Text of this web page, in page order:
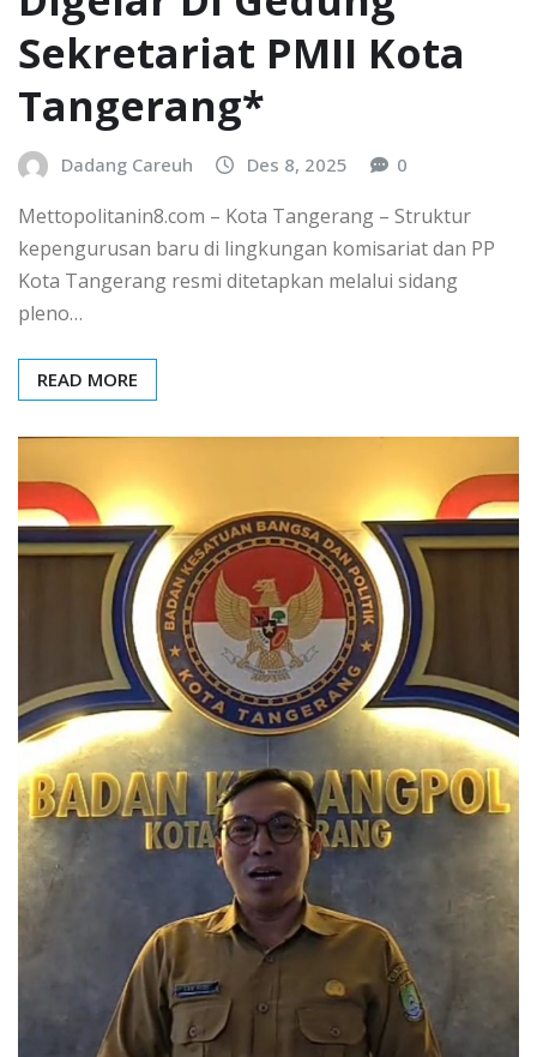
Sekretariat PMII Kota
Tangerang*
Dadang Careuh Des 8, 2025 0
Mettopolitanin8.com – Kota Tangerang – Struktur
kepengurusan baru di lingkungan komisariat dan PP
Kota Tangerang resmi ditetapkan melalui sidang
pleno…
READ MORE